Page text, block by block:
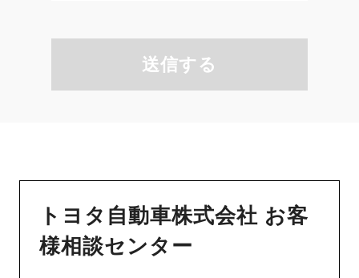
送信する
トヨタ自動車株式会社 お客
様相談センター